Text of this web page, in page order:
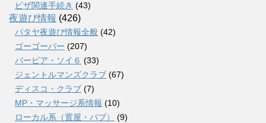
ビザ関連手続き (43)
夜遊び情報 (426)
パタヤ夜遊び情報全般 (42)
ゴーゴーバー (207)
バービア・ソイ６ (33)
ジェントルマンズクラブ (67)
ディスコ・クラブ (7)
MP・マッサージ系情報 (10)
ローカル系（置屋・パブ）
(9)